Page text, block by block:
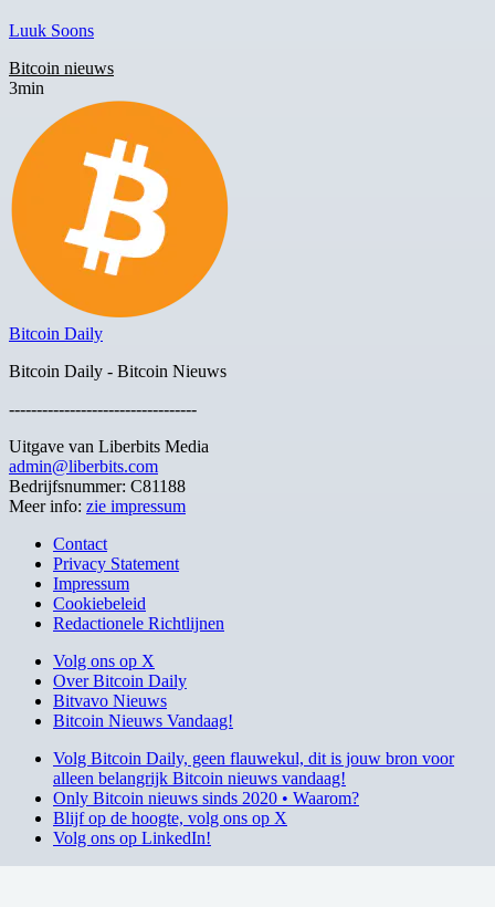
Luuk Soons
Bitcoin nieuws
3min
Bitcoin Daily
Bitcoin Daily - Bitcoin Nieuws
----------------------------------
Uitgave van Liberbits Media
admin@liberbits.com
Bedrijfsnummer: C81188
Meer info: zie impressum
Contact
Privacy Statement
Impressum
Cookiebeleid
Redactionele Richtlijnen
Volg ons op X
Over Bitcoin Daily
Bitvavo Nieuws
Bitcoin Nieuws Vandaag!
Volg Bitcoin Daily, geen flauwekul, dit is jouw bron voor
alleen belangrijk Bitcoin nieuws vandaag!
Only Bitcoin nieuws sinds 2020 • Waarom?
Blijf op de hoogte, volg ons op X
Volg ons op LinkedIn!